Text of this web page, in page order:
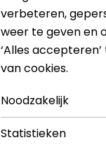
verbeteren,
weer te geven en
‘Alles
van cookies.
Noodzakelijk
Statistieken